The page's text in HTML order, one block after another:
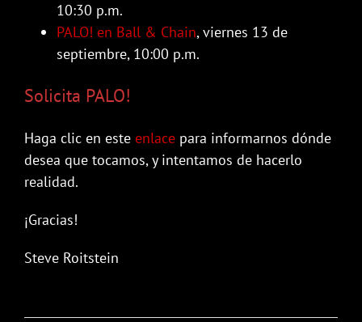
10:30 p.m.
PALO! en Ball & Chain, viernes 13 de
septiembre, 10:00 p.m.
Solicita PALO!
Haga clic en este enlace para informarnos dónde
desea que tocamos, y intentamos de hacerlo
realidad.
¡Gracias!
Steve Roitstein